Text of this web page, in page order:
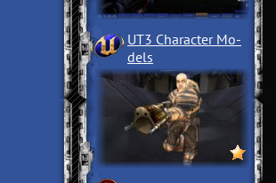
UT3 Character Mo­
dels